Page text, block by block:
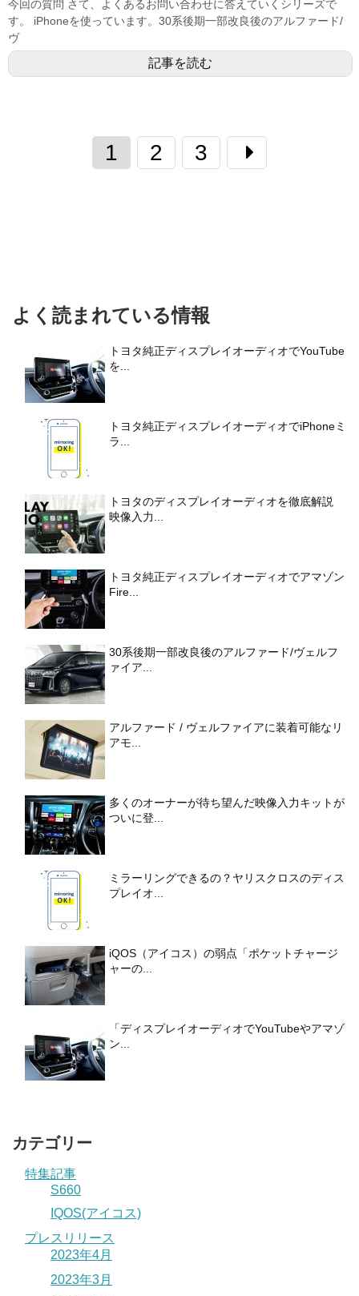
今回の質問 さて、よくあるお問い合わせに答えていくシリーズで
す。 iPhoneを使っています。30系後期一部改良後のアルファード/
ヴ
記事を読む
1 2 3
よく読まれている情報
トヨタ純正ディスプレイオーディオでYouTube
を...
トヨタ純正ディスプレイオーディオでiPhoneミ
ラ...
トヨタのディスプレイオーディオを徹底解説
映像入力...
トヨタ純正ディスプレイオーディオでアマゾン
Fire...
30系後期一部改良後のアルファード/ヴェルフ
ァイア...
アルファード / ヴェルファイアに装着可能なリ
アモ...
多くのオーナーが待ち望んだ映像入力キットが
ついに登...
ミラーリングできるの？ヤリスクロスのディス
プレイオ...
iQOS（アイコス）の弱点「ポケットチャージ
ャーの...
「ディスプレイオーディオでYouTubeやアマゾ
ン...
カテゴリー
特集記事
S660
IQOS(アイコス)
プレスリリース
2023年4月
2023年3月